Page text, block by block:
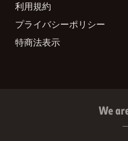
利用規約
プライバシーポリシー
特商法表示
We